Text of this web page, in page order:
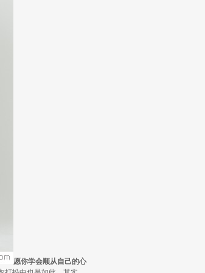
愿你学会顺从自己的心